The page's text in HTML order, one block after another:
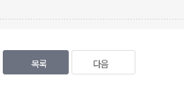
목록 다음